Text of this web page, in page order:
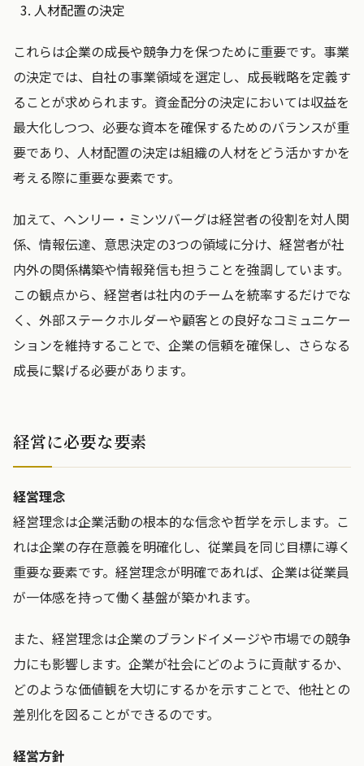
人材配置の決定
これらは企業の成長や競争力を保つために重要です。事業
の決定では、自社の事業領域を選定し、成長戦略を定義す
ることが求められます。資金配分の決定においては収益を
最大化しつつ、必要な資本を確保するためのバランスが重
要であり、人材配置の決定は組織の人材をどう活かすかを
考える際に重要な要素です。
加えて、ヘンリー・ミンツバーグは経営者の役割を対人関
係、情報伝達、意思決定の3つの領域に分け、経営者が社
内外の関係構築や情報発信も担うことを強調しています。
この観点から、経営者は社内のチームを統率するだけでな
く、外部ステークホルダーや顧客との良好なコミュニケー
ションを維持することで、企業の信頼を確保し、さらなる
成長に繋げる必要があります。
経営に必要な要素
経営理念
経営理念は企業活動の根本的な信念や哲学を示します。こ
れは企業の存在意義を明確化し、従業員を同じ目標に導く
重要な要素です。経営理念が明確であれば、企業は従業員
が一体感を持って働く基盤が築かれます。
また、経営理念は企業のブランドイメージや市場での競争
力にも影響します。企業が社会にどのように貢献するか、
どのような価値観を大切にするかを示すことで、他社との
差別化を図ることができるのです。
経営方針